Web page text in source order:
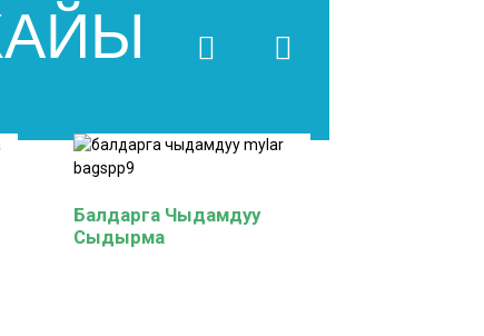
Балдарга Чыдамдуу
Сыдырма